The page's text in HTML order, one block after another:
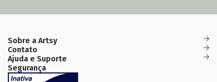
Sobre a Artsy
Quem Somos
Contato
(82)
99691-
0227
(82)
6611
contato@artsyobjeto.com.br
Ajuda e Suporte
Como
Comprar
Política de
troca
Segurança